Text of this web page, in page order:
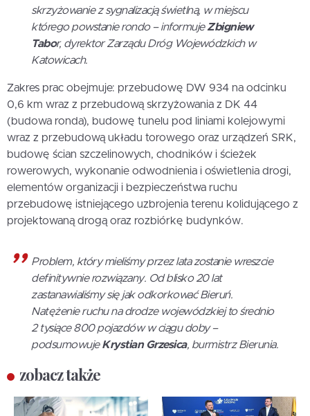
skrzyżowanie z sygnalizacją świetlną, w miejscu
którego powstanie rondo – informujeZbigniew
Tabor, dyrektor Zarządu Dróg Wojewódzkich w
Katowicach.
Zakres prac obejmuje: przebudowę DW 934 na odcinku
0,6 km wraz z przebudową skrzyżowania z DK 44
(budowa ronda), budowę tunelu pod liniami kolejowymi
wraz z przebudową układu torowego oraz urządzeń SRK,
budowę ścian szczelinowych, chodników i ścieżek
rowerowych, wykonanie odwodnienia i oświetlenia drogi,
elementów organizacji i bezpieczeństwa ruchu
przebudowę istniejącego uzbrojenia terenu kolidującego z
projektowaną drogą oraz rozbiórkę budynków.
Problem, który mieliśmy przez lata zostanie wreszcie
definitywnie rozwiązany. Od blisko 20 lat
zastanawialiśmy się jak odkorkować Bieruń.
Natężenie ruchu na drodze wojewódzkiej to średnio
2 tysiące 800 pojazdów w ciągu doby –
podsumowujeKrystian Grzesica, burmistrz Bierunia.
zobacz także